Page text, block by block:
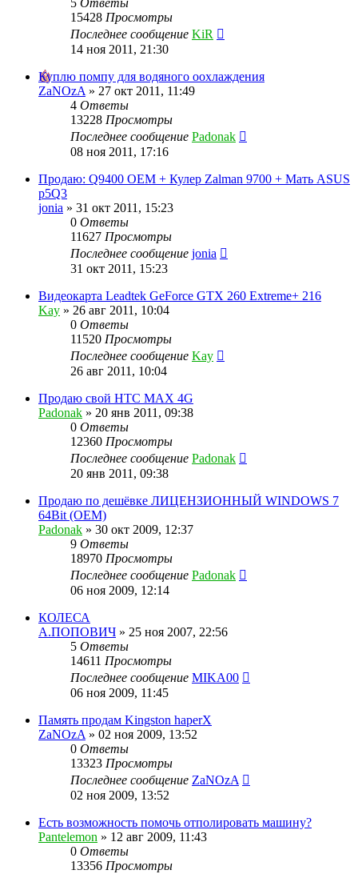
15428 Просмотры
Последнее сообщение KiR
14 ноя 2011, 21:30
Куплю помпу для водяного оохлаждения
ZaNOzA » 27 окт 2011, 11:49
4 Ответы
13228 Просмотры
Последнее сообщение Padonak
08 ноя 2011, 17:16
Продаю: Q9400 OEM + Кулер Zalman 9700 + Мать ASUS
p5Q3
jonia » 31 окт 2011, 15:23
0 Ответы
11627 Просмотры
Последнее сообщение jonia
31 окт 2011, 15:23
Видеокарта Leadtek GeForce GTX 260 Extreme+ 216
Kay » 26 авг 2011, 10:04
0 Ответы
11520 Просмотры
Последнее сообщение Kay
26 авг 2011, 10:04
Продаю свой HTC MAX 4G
Padonak » 20 янв 2011, 09:38
0 Ответы
12360 Просмотры
Последнее сообщение Padonak
20 янв 2011, 09:38
Продаю по дешёвке ЛИЦЕНЗИОННЫЙ WINDOWS 7
64Bit (OEM)
Padonak » 30 окт 2009, 12:37
9 Ответы
18970 Просмотры
Последнее сообщение Padonak
06 ноя 2009, 12:14
КОЛЕСА
А.ПОПОВИЧ » 25 ноя 2007, 22:56
5 Ответы
14611 Просмотры
Последнее сообщение MIKA00
06 ноя 2009, 11:45
Память продам Kingston haperX
ZaNOzA » 02 ноя 2009, 13:52
0 Ответы
13323 Просмотры
Последнее сообщение ZaNOzA
02 ноя 2009, 13:52
Есть возможность помочь отполировать машину?
Pantelemon » 12 авг 2009, 11:43
0 Ответы
13356 Просмотры